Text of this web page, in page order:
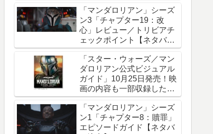
「マンダロリアン」シーズ
ン3「チャプター19：改
心」レビュー／トリビアチ
ェックポイント【ネタバレ
注意】
「スター・ウォーズ／マン
ダロリアン公式ビジュアル
ガイド」10月25日発売！映
画の内容も一部収録した邦
訳版
「マンダロリアン」シーズ
ン1「チャプター8：贖罪」
エピソードガイド【ネタバ